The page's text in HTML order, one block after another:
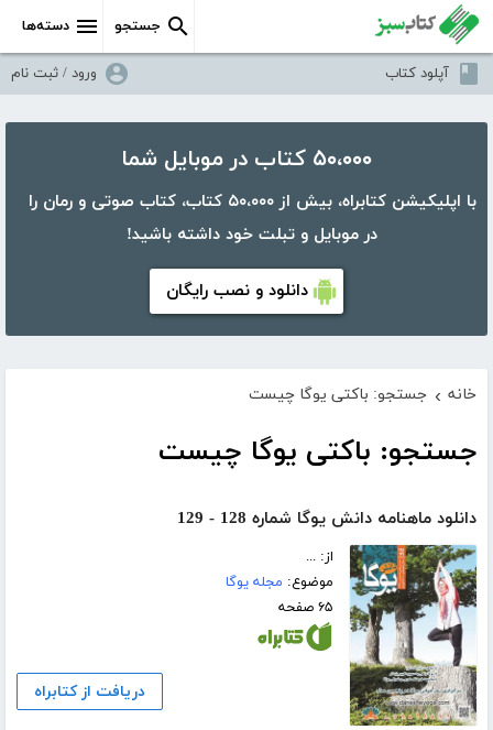
دسته‌ها جستجو
آپلود کتاب ورود / ثبت نام
۵۰،۰۰۰ کتاب در موبایل شما
با اپلیکیشن کتابراه، بیش از ۵۰،۰۰۰ کتاب، کتاب صوتی و رمان را
در موبایل و تبلت خود داشته باشید!
دانلود و نصب رایگان
خانه › جستجو: باکتی یوگا چیست
جستجو: باکتی یوگا چیست
دانلود ماهنامه دانش یوگا شماره 128 - 129
از: ...
موضوع: مجله یوگا
۶۵ صفحه
دریافت از کتابراه